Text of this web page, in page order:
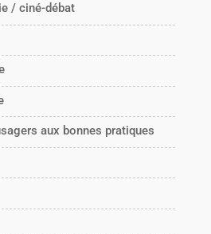
/ ciné-débat
aux bonnes pratiques